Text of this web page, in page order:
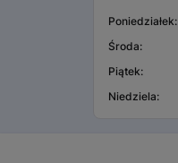
Poniedziałek:
Środa:
Piątek:
Niedziela: